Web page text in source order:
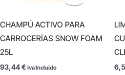
CHAMPÚ ACTIVO PARA
CARROCERÍAS SNOW FOAM
25L
93,44€ Iva Incluido